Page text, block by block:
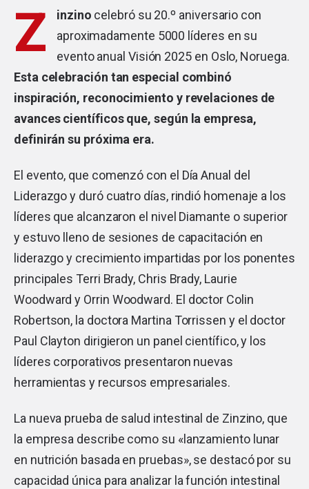
Z inzino celebró su 20.º aniversario con
aproximadamente 5000 líderes en su
evento anual Visión 2025 en Oslo, Noruega.
Esta celebración tan especial combinó
inspiración, reconocimiento y revelaciones de
avances científicos que, según la empresa,
definirán su próxima era.
El evento, que comenzó con el Día Anual del
Liderazgo y duró cuatro días, rindió homenaje a los
líderes que alcanzaron el nivel Diamante o superior
y estuvo lleno de sesiones de capacitación en
liderazgo y crecimiento impartidas por los ponentes
principales Terri Brady, Chris Brady, Laurie
Woodward y Orrin Woodward. El doctor Colin
Robertson, la doctora Martina Torrissen y el doctor
Paul Clayton dirigieron un panel científico, y los
líderes corporativos presentaron nuevas
herramientas y recursos empresariales.
La nueva prueba de salud intestinal de Zinzino, que
la empresa describe como su «lanzamiento lunar
en nutrición basada en pruebas», se destacó por su
capacidad única para analizar la función intestinal